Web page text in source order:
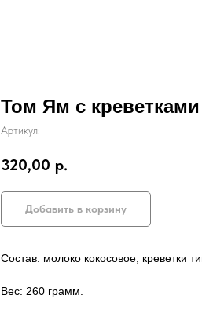
Том Ям с креветками
Артикул:
320,00 р.
Добавить в корзину
Состав: молоко кокосовое, креветки
Вес: 260 грамм.